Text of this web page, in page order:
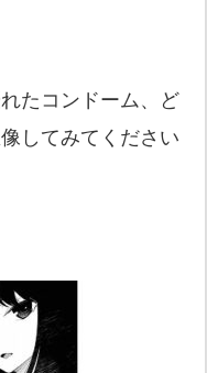
たコンドーム、
ど
してみてください